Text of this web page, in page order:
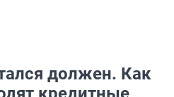
должен. Как